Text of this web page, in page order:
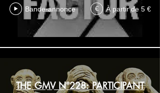
Bande-annonce € À partir de 5 €
THE GMV N°228: PARTICIPANT